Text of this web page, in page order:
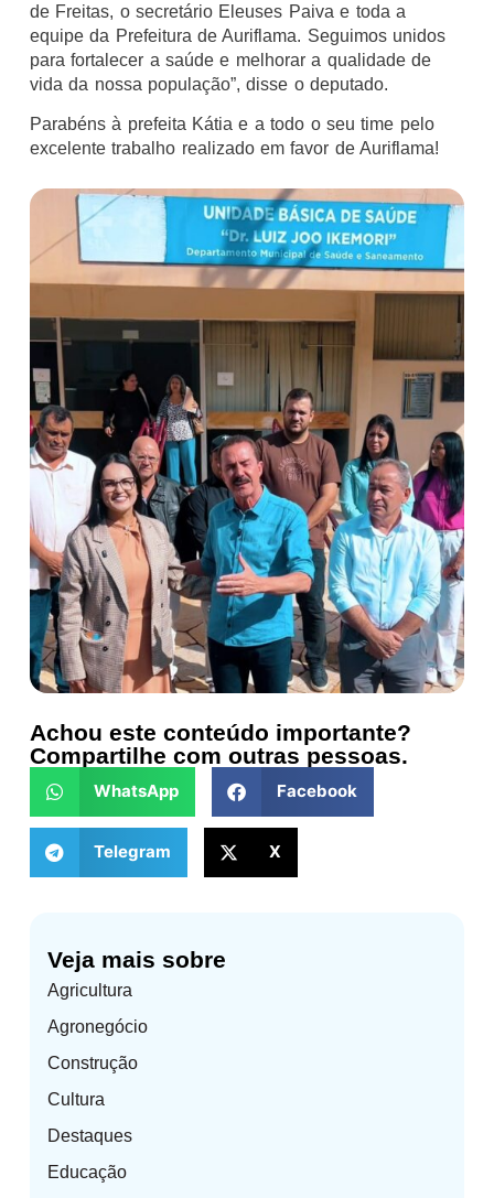
Veja mais sobre
Agricultura
Agronegócio
Construção
Cultura
Destaques
Educação
de Freitas, o secretário Eleuses Paiva e toda a
equipe da Prefeitura de Auriflama. Seguimos unidos
para fortalecer a saúde e melhorar a qualidade de
vida da nossa população”, disse o deputado.
Parabéns à prefeita Kátia e a todo o seu time pelo
excelente trabalho realizado em favor de Auriflama!
Achou este conteúdo importante?
Compartilhe com outras pessoas.
WhatsApp Facebook
Telegram X